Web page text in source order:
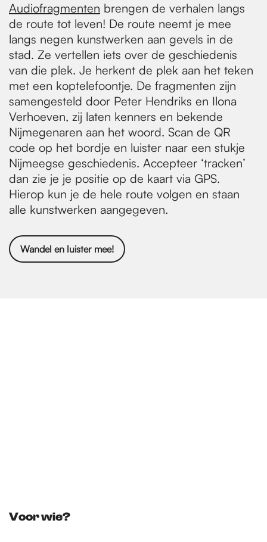
Audiofragmenten brengen de verhalen langs
de route tot leven! De route neemt je mee
langs negen kunstwerken aan gevels in de
stad. Ze vertellen iets over de geschiedenis
van die plek. Je herkent de plek aan het teken
met een koptelefoontje. De fragmenten zijn
samengesteld door Peter Hendriks en Ilona
Verhoeven, zij laten kenners en bekende
Nijmegenaren aan het woord. Scan de QR
code op het bordje en luister naar een stukje
Nijmeegse geschiedenis. Accepteer ‘tracken’
dan zie je je positie op de kaart via GPS.
Hierop kun je de hele route volgen en staan
alle kunstwerken aangegeven.
Wandel en luister mee!
Voor wie?